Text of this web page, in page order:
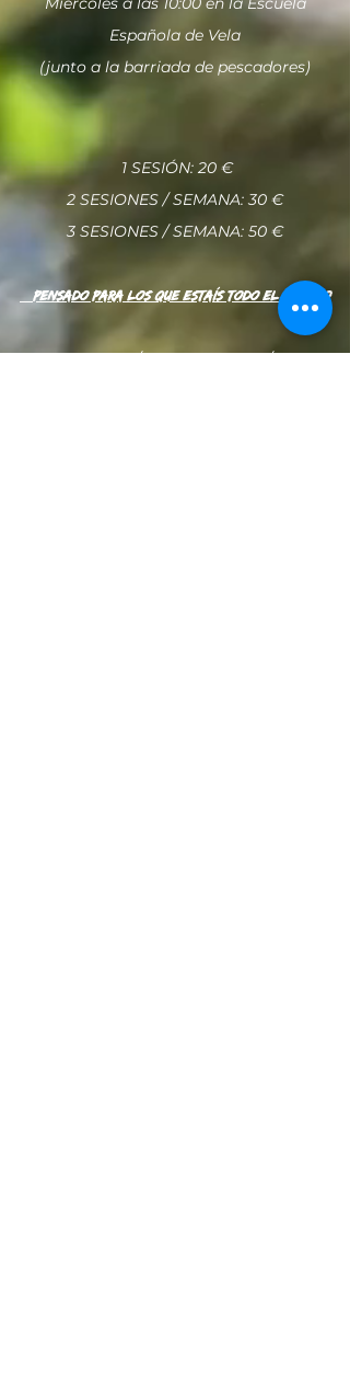
Española de Vela
(junto a la barriada de pescadores)
1 SESIÓN: 20 €
2 SESIONES / SEMANA: 30 €
3 SESIONES / SEMANA: 50 €
PENSADO PARA LOS QUE ESTAÍS TODO EL VERANO
2 SESIONES / SEMANA: 100 € / MES